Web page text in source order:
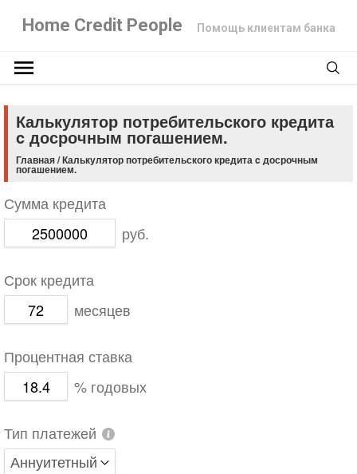
Home Credit People Помощь клиентам банка
Калькулятор потребительского кредита
c досрочным погашением.
Главная/Калькулятор потребительского кредита c досрочным
погашением.
Сумма кредита
руб.
Срок кредита
месяцев
Процентная ставка
% годовых
Тип платежей